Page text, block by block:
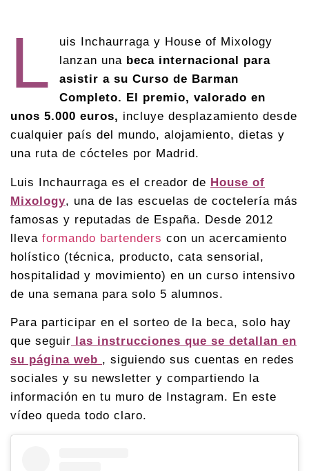
L
uis Inchaurraga y House of Mixology
lanzan una beca internacional para
asistir a su Curso de Barman
Completo. El premio, valorado en
unos 5.000 euros, incluye desplazamiento desde
cualquier país del mundo, alojamiento, dietas y
una ruta de cócteles por Madrid.
Luis Inchaurraga es el creador de House of
Mixology, una de las escuelas de coctelería más
famosas y reputadas de España. Desde 2012
lleva formando bartenders con un acercamiento
holístico (técnica, producto, cata sensorial,
hospitalidad y movimiento) en un curso intensivo
de una semana para solo 5 alumnos.
Para participar en el sorteo de la beca, solo hay
que seguir las instrucciones que se detallan en
su página web , siguiendo sus cuentas en redes
sociales y su newsletter y compartiendo la
información en tu muro de Instagram. En este
vídeo queda todo claro.